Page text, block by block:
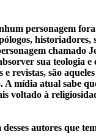
personagem
historiadores,
chamado
sua teologia e
e revistas, são
A mídia atual sabe
voltado à
desses autores que